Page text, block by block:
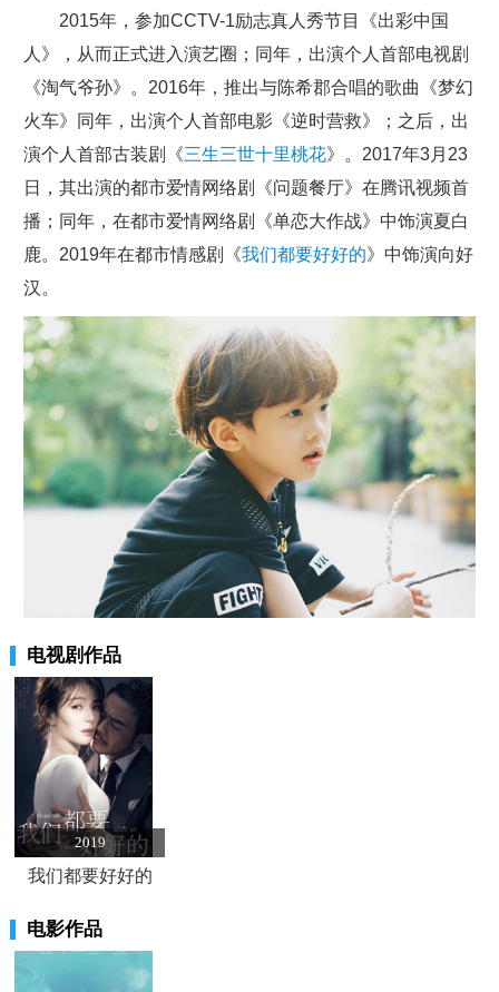
2015年，参加CCTV-1励志真人秀节目《出彩中国
人》，从而正式进入演艺圈；同年，出演个人首部电视剧
《淘气爷孙》。2016年，推出与陈希郡合唱的歌曲《梦幻
火车》同年，出演个人首部电影《逆时营救》；之后，出
演个人首部古装剧《三生三世十里桃花》。2017年3月23
日，其出演的都市爱情网络剧《问题餐厅》在腾讯视频首
播；同年，在都市爱情网络剧《单恋大作战》中饰演夏白
鹿。2019年在都市情感剧《我们都要好好的》中饰演向好
汉。
电视剧作品
2019
我们都要好好的
电影作品